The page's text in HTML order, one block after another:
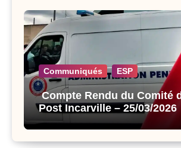
Communiqués ESP
Compte Rendu du Comité
Post Incarville – 25/03/2026